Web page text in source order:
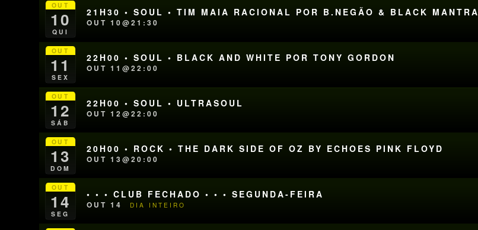
OUT
10
QUI
21H30 • SOUL • TIM MAIA RACIONAL POR B.NEGÃO & BLACK MANTRA
OUT 10@21:30
OUT
11
SEX
22H00 • SOUL • BLACK AND WHITE POR TONY GORDON
OUT 11@22:00
OUT
12
SÁB
22H00 • SOUL • ULTRASOUL
OUT 12@22:00
OUT
13
DOM
20H00 • ROCK • THE DARK SIDE OF OZ BY ECHOES PINK FLOYD
OUT 13@20:00
OUT
14
SEG
• • • CLUB FECHADO • • • SEGUNDA-FEIRA
OUT 14 DIA INTEIRO